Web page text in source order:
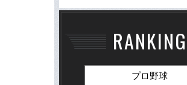
RANKING
プロ野球